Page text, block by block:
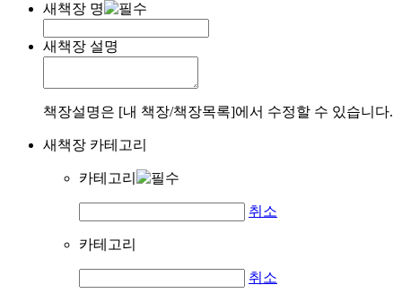
새책장 명
새책장 설명
책장설명은 [내 책장/책장목록]에서 수정할 수 있습니다.
새책장 카테고리
카테고리
취소
카테고리
취소